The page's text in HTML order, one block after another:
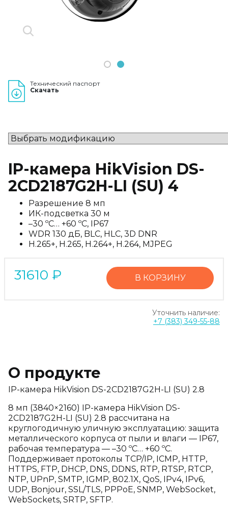
1 2
Технический паспорт
Скачать
IP-камера HikVision DS-
2CD2187G2H-LI (SU) 4
Разрешение 8 мп
ИК-подсветка 30 м
–30 ºC… +60 ºC, IP67
WDR 130 дБ, BLC, HLC, 3D DNR
H.265+, H.265, H.264+, H.264, MJPEG
31610 ₽ В КОРЗИНУ
Уточнить наличие:
+7 (383) 349-55-88
О продукте
IP-камера HikVision DS-2CD2187G2H-LI (SU) 2.8
8 мп (3840×2160) IP-камера HikVision DS-
2CD2187G2H-LI (SU) 2.8 рассчитана на
круглогодичную уличную эксплуатацию: защита
металлического корпуса от пыли и влаги — IP67,
рабочая температура — –30 ºC… +60 ºC.
Поддерживает протоколы TCP/IP, ICMP, HTTP,
HTTPS, FTP, DHCP, DNS, DDNS, RTP, RTSP, RTCP,
NTP, UPnP, SMTP, IGMP, 802.1X, QoS, IPv4, IPv6,
UDP, Bonjour, SSL/TLS, PPPoE, SNMP, WebSocket,
WebSockets, SRTP, SFTP.